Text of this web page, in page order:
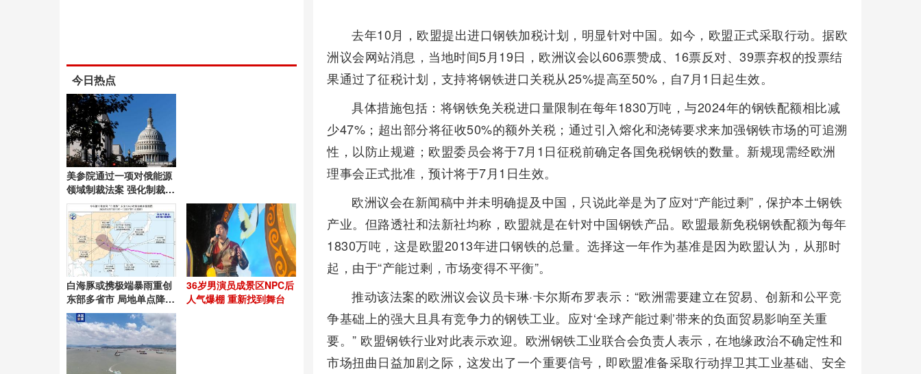
去年10月，欧盟提出进口钢铁加税计划，明显针对中国。如今，欧盟正式采取行动。据欧
洲议会网站消息，当地时间5月19日，欧洲议会以606票赞成、16票反对、39票弃权的投票结
果通过了征税计划，支持将钢铁进口关税从25%提高至50%，自7月1日起生效。
具体措施包括：将钢铁免关税进口量限制在每年1830万吨，与2024年的钢铁配额相比减
少47%；超出部分将征收50%的额外关税；通过引入熔化和浇铸要求来加强钢铁市场的可追溯
性，以防止规避；欧盟委员会将于7月1日征税前确定各国免税钢铁的数量。新规现需经欧洲
理事会正式批准，预计将于7月1日生效。
欧洲议会在新闻稿中并未明确提及中国，只说此举是为了应对“产能过剩”，保护本土钢铁
产业。但路透社和法新社均称，欧盟就是在针对中国钢铁产品。欧盟最新免税钢铁配额为每年
1830万吨，这是欧盟2013年进口钢铁的总量。选择这一年作为基准是因为欧盟认为，从那时
起，由于“产能过剩，市场变得不平衡”。
推动该法案的欧洲议会议员卡琳·卡尔斯布罗表示：“欧洲需要建立在贸易、创新和公平竞
争基础上的强大且具有竞争力的钢铁工业。应对‘全球产能过剩’带来的负面贸易影响至关重
要。” 欧盟钢铁行业对此表示欢迎。欧洲钢铁工业联合会负责人表示，在地缘政治不确定性和
市场扭曲日益加剧之际，这发出了一个重要信号，即欧盟准备采取行动捍卫其工业基础、安全
今日热点
美参院通过一项对俄能源
领域制裁法案 强化制裁措
施
白海豚或携极端暴雨重创
东部多省市 局地单点降水
具极端性
36岁男演员成景区NPC后
人气爆棚 重新找到舞台